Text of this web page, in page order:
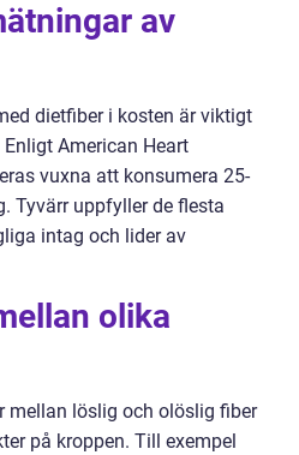
av
dietfiber i kosten är viktigt
American Heart
vuxna att konsumera 25-
Tyvärr uppfyller de flesta
intag och lider av
olika
mellan löslig och olöslig fiber
på kroppen. Till exempel